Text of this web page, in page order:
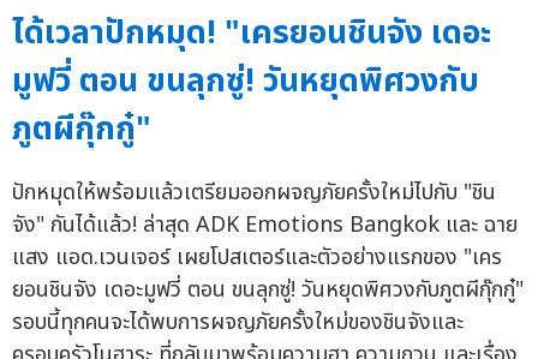
ได้เวลาปักหมุด! "เครยอนชินจัง เดอะ
มูฟวี่ ตอน ขนลุกซู่! วันหยุดพิศวงกับ
ภูตผีกุ๊กกู๋"
ปักหมุดให้พร้อมแล้วเตรียมออกผจญภัยครั้งใหม่ไปกับ "ชิน
จัง" กันได้แล้ว! ล่าสุด ADK Emotions Bangkok และ ฉาย
แสง แอด.เวนเจอร์ เผยโปสเตอร์และตัวอย่างแรกของ "เคร
ยอนชินจัง เดอะมูฟวี่ ตอน ขนลุกซู่! วันหยุดพิศวงกับภูตผีกุ๊กกู๋"
รอบนี้ทุกคนจะได้พบการผจญภัยครั้งใหม่ของชินจังและ